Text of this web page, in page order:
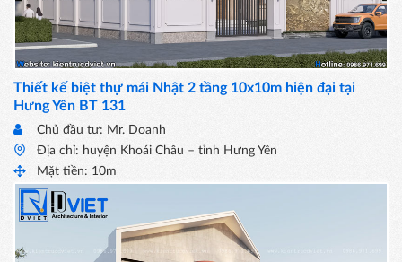
Thiết kế biệt thự mái Nhật 2 tầng 10x10m hiện đại tại
Hưng Yên BT 131
Chủ đầu tư: Mr. Doanh
Địa chỉ: huyện Khoái Châu – tỉnh Hưng Yên
Mặt tiền: 10m